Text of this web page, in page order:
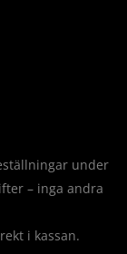
under
– inga andra
i kassan.